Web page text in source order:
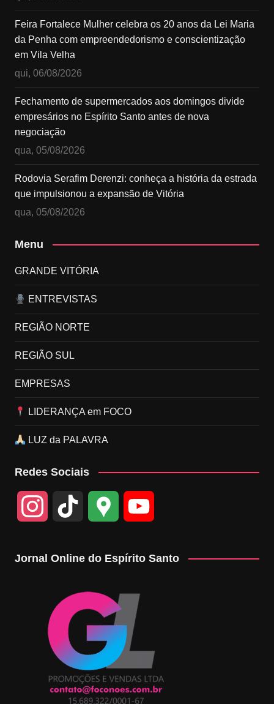
Feira Fortalece Mulher celebra os 20 anos da Lei Maria
da Penha com empreendedorismo e conscientização
em Vila Velha
qui, 06/08/2026
Fechamento de supermercados aos domingos divide
empresários no Espírito Santo antes de nova
negociação
qua, 05/08/2026
Rodovia Serafim Derenzi: conheça a história da estrada
que impulsionou a expansão de Vitória
qua, 05/08/2026
Menu
GRANDE VITÓRIA
ENTREVISTAS
REGIÃO NORTE
REGIÃO SUL
EMPRESAS
LIDERANÇA em FOCO
LUZ da PALAVRA
Redes Sociais
a
r
o
k
o
g
l
e
M
b
e
Jornal Online do Espírito Santo